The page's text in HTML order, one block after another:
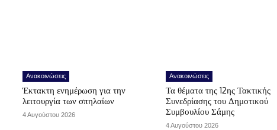
Ανακοινώσεις
Έκτακτη ενημέρωση για την
λειτουργία των σπηλαίων
4 Αυγούστου 2026
Ανακοινώσεις
Τα θέματα της 12ης Τακτικής
Συνεδρίασης του Δημοτικού
Συμβουλίου Σάμης
4 Αυγούστου 2026